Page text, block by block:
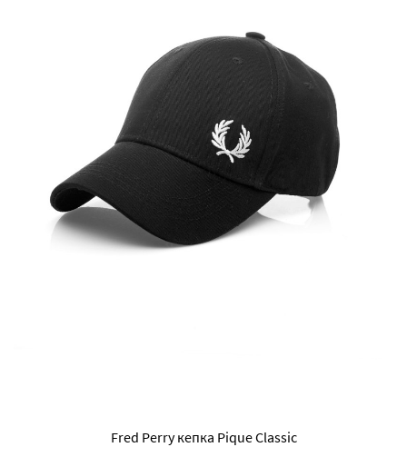
Fred Perry кепка Pique Classic